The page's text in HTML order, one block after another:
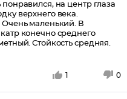
на центр глаза
верхнего века.
Очень маленький. В
конечно среднего
Стойкость средняя.
1 0